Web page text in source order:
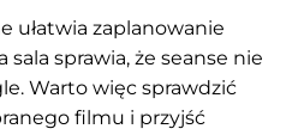
ułatwia zaplanowanie
sprawia, że seanse nie
Warto więc sprawdzić
filmu i przyjść